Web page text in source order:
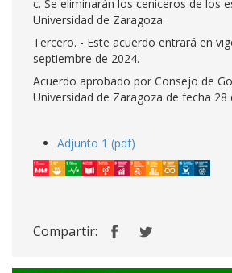
c. Se eliminarán los ceniceros de los
Universidad de Zaragoza.
Tercero. - Este acuerdo entrará en
septiembre de 2024.
Acuerdo aprobado por Consejo de
Universidad de Zaragoza de fecha
Adjunto 1 (pdf)
Compartir: